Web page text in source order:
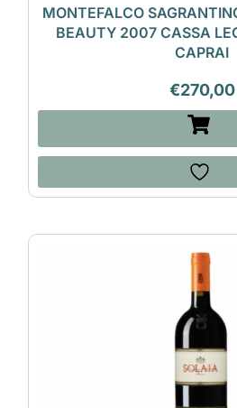
MONTEFALCO
BEAUTY 2007 CASSA
CAPRAI
€270,00